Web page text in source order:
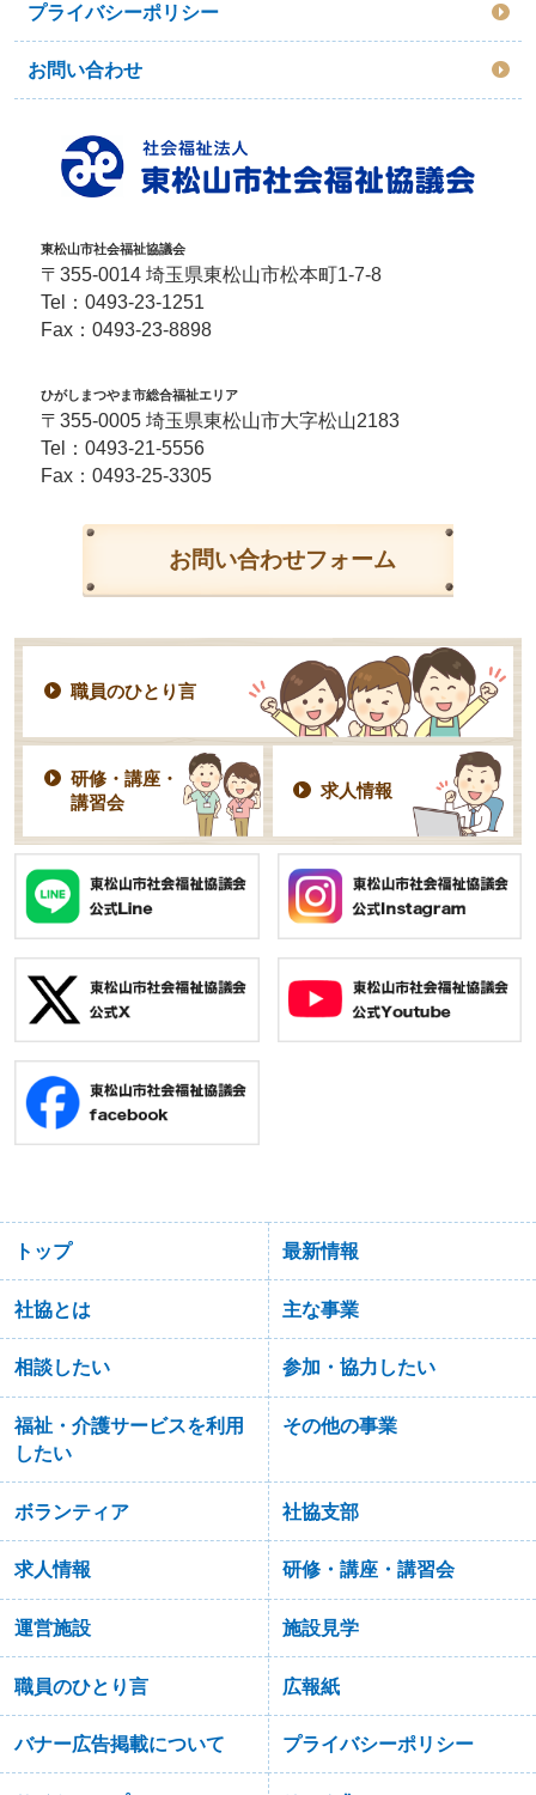
プライバシーポリシー
お問い合わせ
東松山市社会福祉協議会
〒355-0014 埼玉県東松山市松本町1-7-8
Tel： 0493-23-1251
Fax：0493-23-8898
ひがしまつやま市総合福祉エリア
〒355-0005 埼玉県東松山市大字松山2183
Tel： 0493-21-5556
Fax：0493-25-3305
お問い合わせフォーム
職員のひとり言
研修・講座・
講習会
求人情報
トップ 最新情報
社協とは 主な事業
相談したい 参加・協力したい
福祉・介護サービスを利用
したい
その他の事業
ボランティア 社協支部
求人情報 研修・講座・講習会
運営施設 施設見学
職員のひとり言 広報紙
バナー広告掲載について プライバシーポリシー